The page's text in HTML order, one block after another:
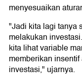
menyesuaikan
"Jadi kita lagi tanya
melakukan
kita lihat variable
memberikan
investasi," ujarnya.